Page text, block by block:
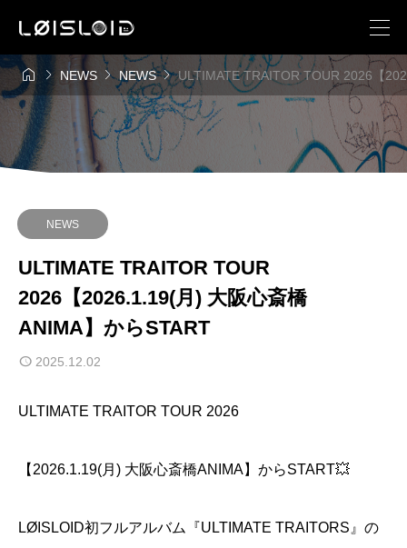
  NEWS NEWSULTIMATE TRAITOR TOUR 2026【
NEWS
ULTIMATE TRAITOR TOUR
2026【2026.1.19(月) 大阪心斎橋
ANIMA】からSTART
2025.12.02
ULTIMATE TRAITOR TOUR 2026
【2026.1.19(月) 大阪心斎橋ANIMA】からSTART💥
LØISLOID初フルアルバム『ULTIMATE TRAITORS』の